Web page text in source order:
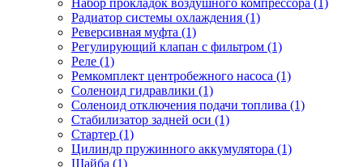
Набор прокладок воздушного компрессора (1)
Радиатор системы охлаждения (1)
Реверсивная муфта (1)
Регулирующий клапан с фильтром (1)
Реле (1)
Ремкомплект центробежного насоса (1)
Соленоид гидравлики (1)
Соленоид отключения подачи топлива (1)
Стабилизатор задней оси (1)
Стартер (1)
Цилиндр пружинного аккумулятора (1)
Шайба (1)